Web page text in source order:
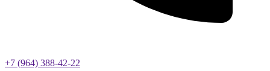
+7 (964) 388-42-22